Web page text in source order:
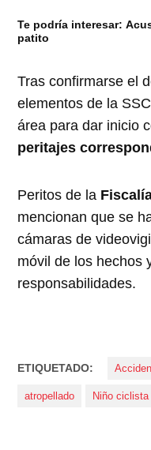
Te podría interesar:
patito
Tras confirmarse el
elementos de la
área para dar inicio
peritajes
Peritos de la
mencionan que se
cámaras de
móvil de los hechos
responsabilidades.
ETIQUETADO:
atropellado Niño ciclista